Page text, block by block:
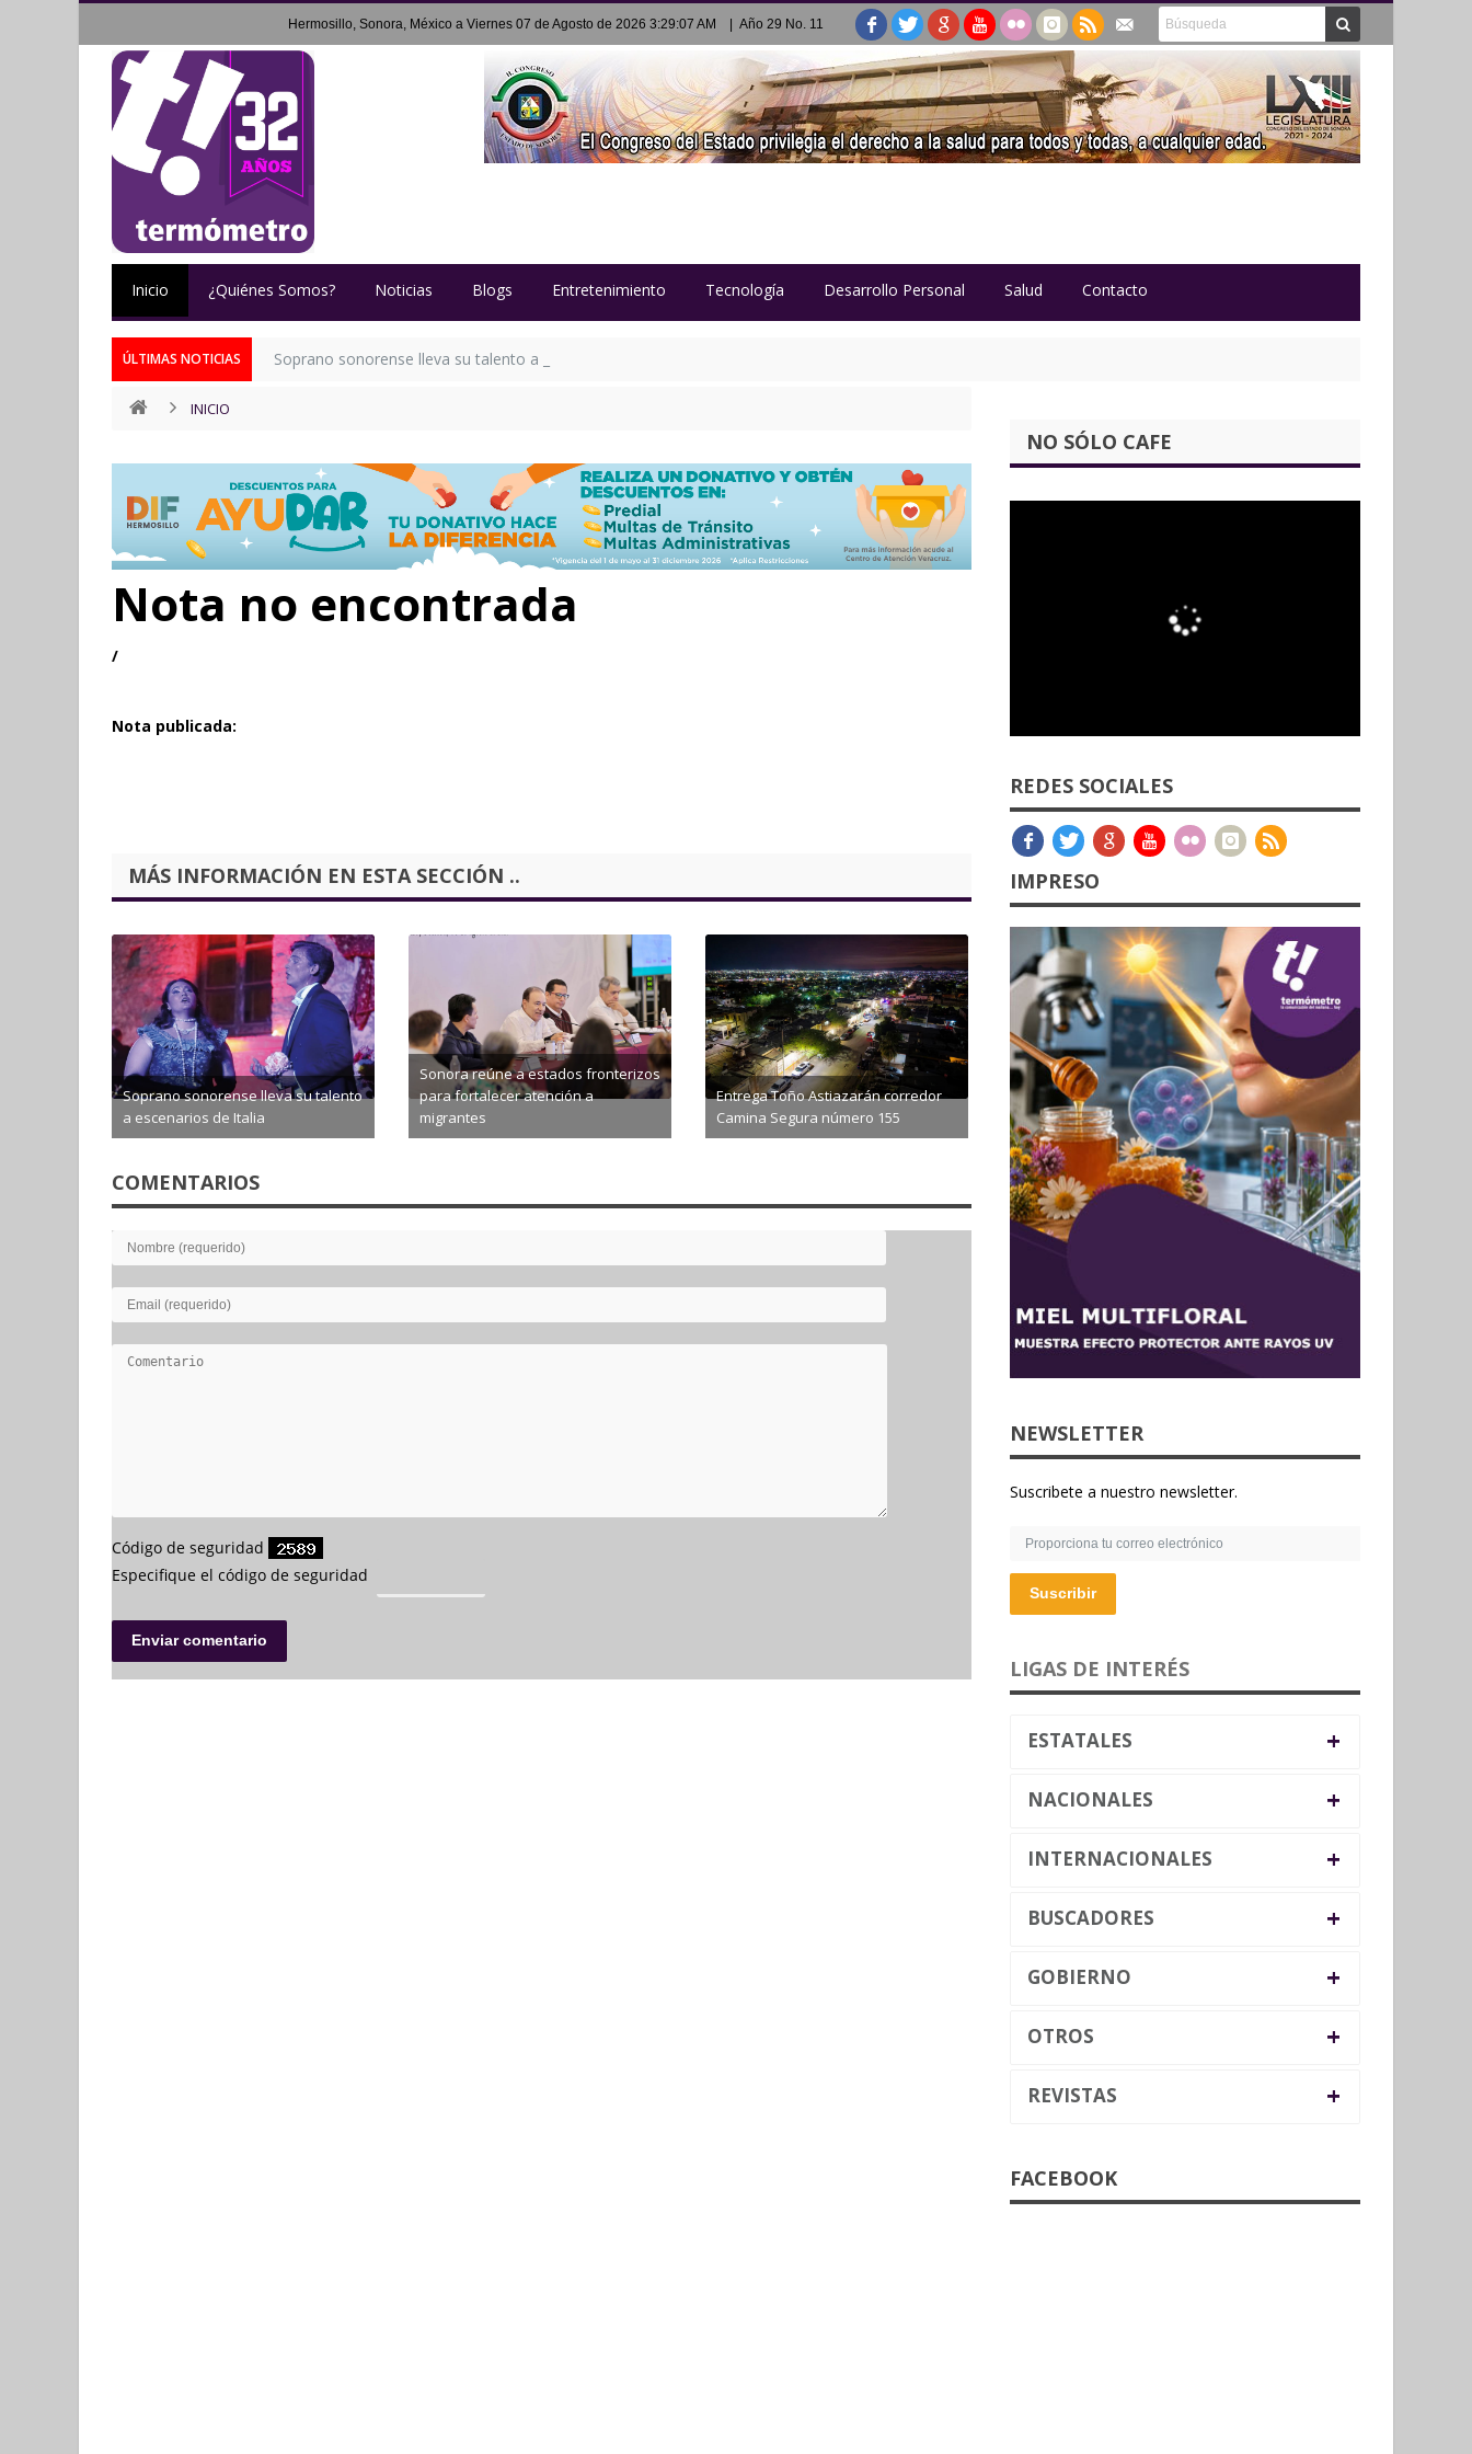
Hermosillo, Sonora, México a Viernes 07 de Agosto de 2026 3:29:07 AM | Año 29 No. 11
Inicio ¿Quiénes Somos? Noticias Blogs Entretenimiento Tecnología Desarrollo Personal Salud Contacto
ÚLTIMAS NOTICIAS Soprano sonorense lleva su talento a escenarios de Italia
INICIO
Nota no encontrada
/
Nota publicada:
MÁS INFORMACIÓN EN ESTA SECCIÓN ..
Soprano sonorense lleva su talento
a escenarios de Italia
Sonora reúne a estados fronterizos
para fortalecer atención a
migrantes
Entrega Toño Astiazarán corredor
Camina Segura número 155
COMENTARIOS
NO SÓLO CAFE
REDES SOCIALES
IMPRESO
NEWSLETTER
Suscribete a nuestro newsletter.
Suscribir
LIGAS DE INTERÉS
ESTATALES +
NACIONALES +
INTERNACIONALES +
BUSCADORES +
GOBIERNO +
OTROS +
REVISTAS +
FACEBOOK